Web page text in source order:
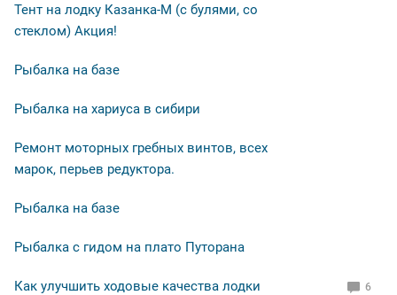
Тент на лодку Казанка-М (с булями, со
стеклом) Акция!
Рыбалка на базе
Рыбалка на хариуса в сибири
Ремонт моторных гребных винтов, всех
марок, перьев редуктора.
Рыбалка на базе
Рыбалка с гидом на плато Путорана
Как улучшить ходовые качества лодки 6